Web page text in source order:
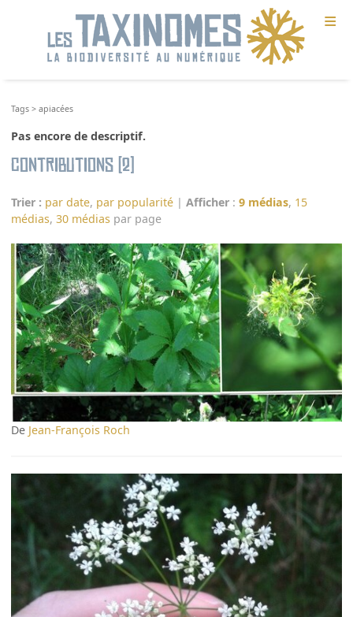
≡
Tags >apiacées
Pas encore de descriptif.
Contributions (2)
Trier : par date, par popularité |Afficher :9 médias, 15
médias,30 médias par page
De Jean-François Roch